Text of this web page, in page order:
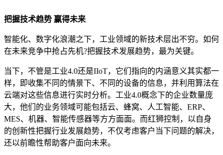
把握技术趋势 赢得未来
智能化、数字化浪潮之下，工业领域的新技术层出不穷。如何
在未来竞争中抢占先机?把握技术发展趋势，最为关键。
当下，不管是工业4.0还是IIoT，它们指向的内涵意义其实都一
样，即收集不同的情景下、不同的设备的信息，并利用算法在
云端对这些信息进行实时分析。工业4.0概念下的企业数量庞
大，他们的业务领域可能包括云、蜂窝、人工智能、ERP、
MES、机器、智能传感器等方方面面。而红狮控制，以自身
的创新性把握行业发展趋势，不仅考虑客户当下问题的解决，
还以前瞻性帮助客户面向未来。